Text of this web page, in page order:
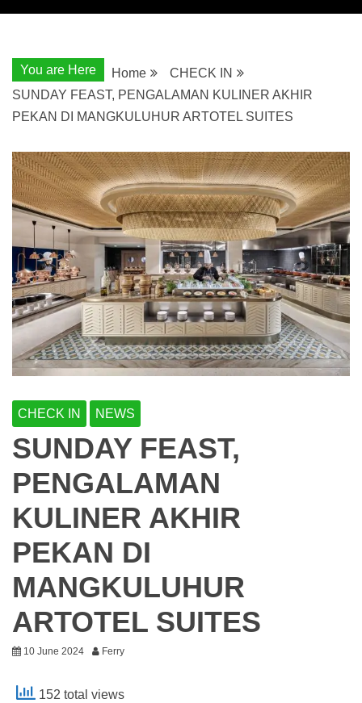
You are Here Home
CHECK IN
SUNDAY FEAST, PENGALAMAN KULINER AKHIR
PEKAN DI MANGKULUHUR ARTOTEL SUITES
CHECK IN NEWS
SUNDAY FEAST,
PENGALAMAN
KULINER AKHIR
PEKAN DI
MANGKULUHUR
ARTOTEL SUITES
10 June 2024 Ferry
152 total views